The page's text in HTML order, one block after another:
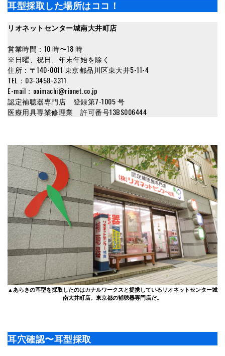
耳型採取した場所はココ！
リオネットセンター城南大井町店
営業時間：10 時〜18 時
※日曜、祝日、年末年始を除く
住所：〒140-0011 東京都品川区東大井5-11-4
TEL：03-3458-3311
E-mail：ooimachi@rionet.co.jp
認定補聴器専門店 登録第7-1005 号
医療用具専業修理業 許可番号13BS006444
▲あらきの耳型を採取したのはカナルワークスと提携しているリオネットセンター城
南大井町店。東京都の補聴器専門店だ。
耳穴確認〜耳型採取